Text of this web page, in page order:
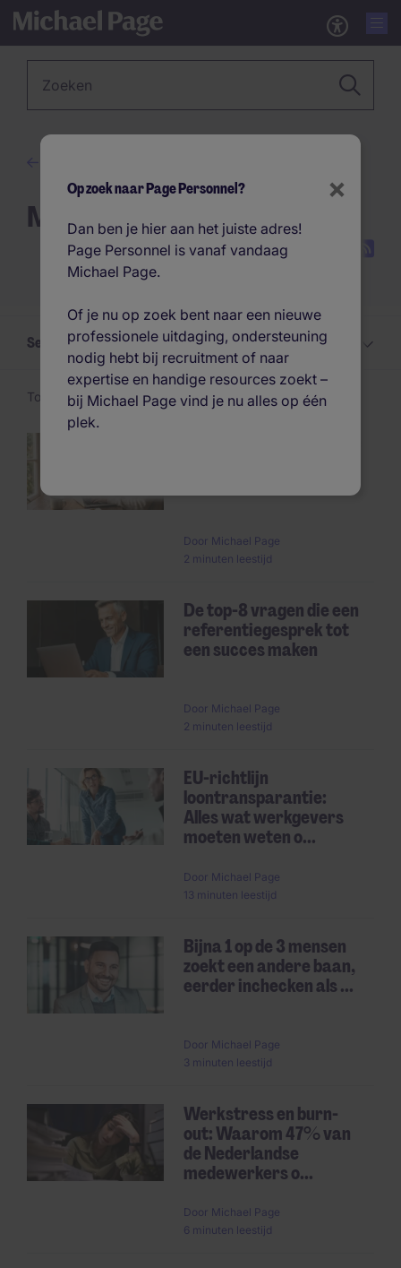
Managementadvies
Selecteer een Managementadvies onderwerp
Toon 1 -24van 73 artikelen
Door Michael Page
2 minuten leestijd
De top-8 vragen die een
referentiegesprek tot
een succes maken
Door Michael Page
2 minuten leestijd
EU-richtlijn
loontransparantie:
Alles wat werkgevers
moeten weten o...
Door Michael Page
13 minuten leestijd
Bijna 1 op de 3 mensen
zoekt een andere baan,
eerder inchecken als ...
Door Michael Page
3 minuten leestijd
Werkstress en burn-
out: Waarom 47% van
de Nederlandse
medewerkers o...
Door Michael Page
6 minuten leestijd
×
Op zoek naar Page Personnel?
Dan ben je hier aan het juiste adres!
Page Personnel is vanaf vandaag
Michael Page.
Of je nu op zoek bent naar een nieuwe
professionele uitdaging, ondersteuning
nodig hebt bij recruitment of naar
expertise en handige resources zoekt –
bij Michael Page vind je nu alles op één
plek.